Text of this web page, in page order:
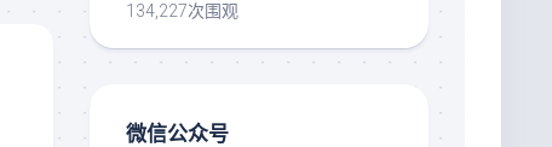
134,227次围观
微信公众号